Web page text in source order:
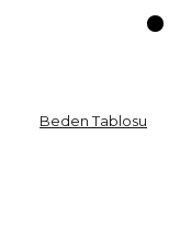
Beden Tablosu